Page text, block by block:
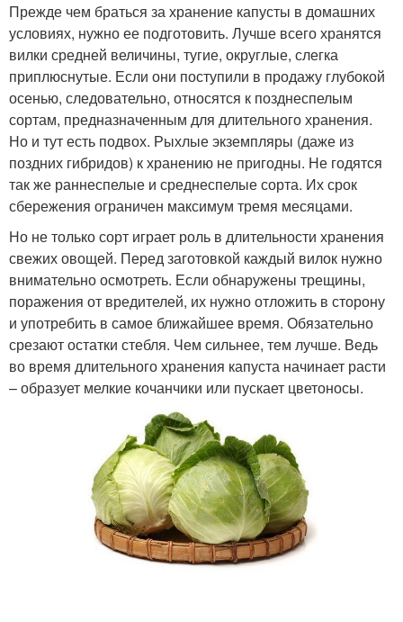
Прежде чем браться за хранение капусты в домашних
условиях, нужно ее подготовить. Лучше всего хранятся
вилки средней величины, тугие, округлые, слегка
приплюснутые. Если они поступили в продажу глубокой
осенью, следовательно, относятся к позднеспелым
сортам, предназначенным для длительного хранения.
Но и тут есть подвох. Рыхлые экземпляры (даже из
поздних гибридов) к хранению не пригодны. Не годятся
так же раннеспелые и среднеспелые сорта. Их срок
сбережения ограничен максимум тремя месяцами.
Но не только сорт играет роль в длительности хранения
свежих овощей. Перед заготовкой каждый вилок нужно
внимательно осмотреть. Если обнаружены трещины,
поражения от вредителей, их нужно отложить в сторону
и употребить в самое ближайшее время. Обязательно
срезают остатки стебля. Чем сильнее, тем лучше. Ведь
во время длительного хранения капуста начинает расти
– образует мелкие кочанчики или пускает цветоносы.